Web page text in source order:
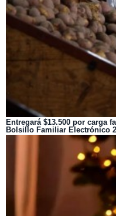
Entregará $13.500 por carga
Bolsillo Familiar Electrónico